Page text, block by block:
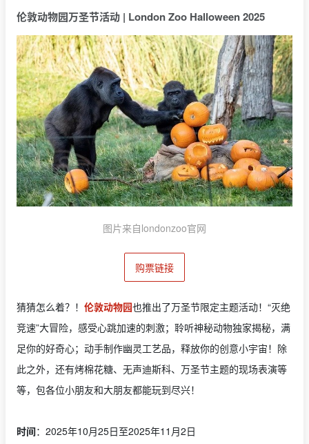
伦敦动物园万圣节活动 | London Zoo Halloween 2025
图片来自londonzoo官网
购票链接
猜猜怎么着？！ 伦敦动物园也推出了万圣节限定主题活动！“灭绝
竞速”大冒险，感受心跳加速的刺激；聆听神秘动物独家揭秘，满
足你的好奇心；动手制作幽灵工艺品，释放你的创意小宇宙！除
此之外，还有烤棉花糖、无声迪斯科、万圣节主题的现场表演等
等，包各位小朋友和大朋友都能玩到尽兴！
时间：2025年10月25日至2025年11月2日